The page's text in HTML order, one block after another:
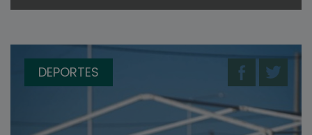
DEPORTES